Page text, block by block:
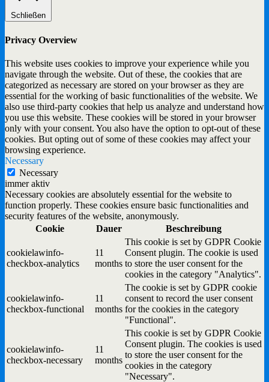
Schließen
Privacy Overview
This website uses cookies to improve your experience while you
navigate through the website. Out of these, the cookies that are
categorized as necessary are stored on your browser as they are
essential for the working of basic functionalities of the website. We
also use third-party cookies that help us analyze and understand how
you use this website. These cookies will be stored in your browser
only with your consent. You also have the option to opt-out of these
cookies. But opting out of some of these cookies may affect your
browsing experience.
Necessary
Necessary
immer aktiv
Necessary cookies are absolutely essential for the website to
function properly. These cookies ensure basic functionalities and
security features of the website, anonymously.
Cookie
Dauer Beschreibung
cookielawinfo-
checkbox-analytics
11
months
This cookie is set by GDPR Cookie
Consent plugin. The cookie is used
to store the user consent for the
cookies in the category "Analytics".
cookielawinfo-
checkbox-functional
11
months
The cookie is set by GDPR cookie
consent to record the user consent
for the cookies in the category
"Functional".
cookielawinfo-
checkbox-necessary
11
months
This cookie is set by GDPR Cookie
Consent plugin. The cookies is used
to store the user consent for the
cookies in the category
"Necessary".